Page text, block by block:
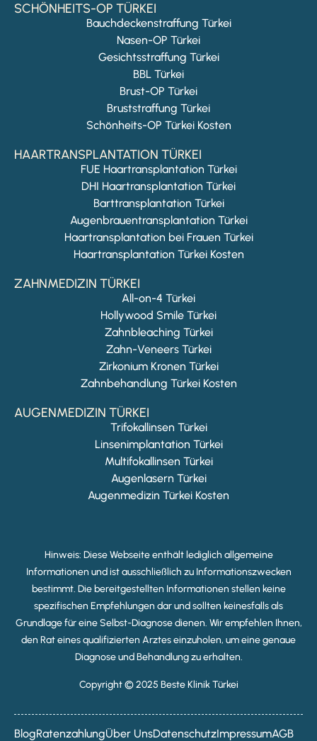
SCHÖNHEITS-OP TÜRKEI
Bauchdeckenstraffung Türkei
Nasen-OP Türkei
Gesichtsstraffung Türkei
BBL Türkei
Brust-OP Türkei
Bruststraffung Türkei
Schönheits-OP Türkei Kosten
HAARTRANSPLANTATION TÜRKEI
FUE Haartransplantation Türkei
DHI Haartransplantation Türkei
Barttransplantation Türkei
Augenbrauentransplantation Türkei
Haartransplantation bei Frauen Türkei
Haartransplantation Türkei Kosten
ZAHNMEDIZIN TÜRKEI
All-on-4 Türkei
Hollywood Smile Türkei
Zahnbleaching Türkei
Zahn-Veneers Türkei
Zirkonium Kronen Türkei
Zahnbehandlung Türkei Kosten
AUGENMEDIZIN TÜRKEI
Trifokallinsen Türkei
Linsenimplantation Türkei
Multifokallinsen Türkei
Augenlasern Türkei
Augenmedizin Türkei Kosten
Hinweis: Diese Webseite enthält lediglich allgemeine
Informationen und ist ausschließlich zu Informationszwecken
bestimmt. Die bereitgestellten Informationen stellen keine
spezifischen Empfehlungen dar und sollten keinesfalls als
Grundlage für eine Selbst-Diagnose dienen. Wir empfehlen Ihnen,
den Rat eines qualifizierten Arztes einzuholen, um eine genaue
Diagnose und Behandlung zu erhalten.
Copyright © 2025 Beste Klinik Türkei
BlogRatenzahlungÜber UnsDatenschutzImpressumAGB